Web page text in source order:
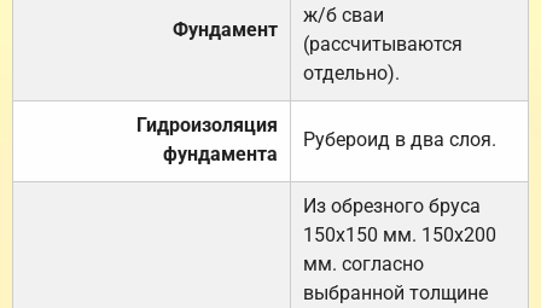
Фундамент
ж/б сваи
(рассчитываются
отдельно).
Гидроизоляция
фундамента
Рубероид в два слоя.
Из обрезного бруса
150х150 мм. 150х200
мм. согласно
выбранной толщине